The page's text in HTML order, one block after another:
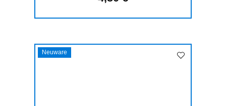
Neuware